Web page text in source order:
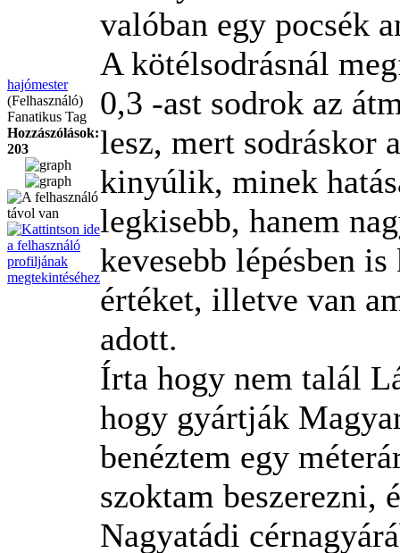
hajómester
(Felhasználó)
Fanatikus Tag
Hozzászólások:
203
valóban egy pocsék
A kötélsodrásnál
0,3 -ast sodrok az
lesz, mert sodráskor
kinyúlik, minek
legkisebb, hanem
kevesebb lépésben
értéket, illetve van
adott.
Írta hogy nem talál
hogy gyártják
benéztem egy
szoktam beszerezni,
Nagyatádi